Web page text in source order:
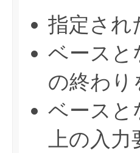
指定され
ベースと
の終わり
ベースと
上の入